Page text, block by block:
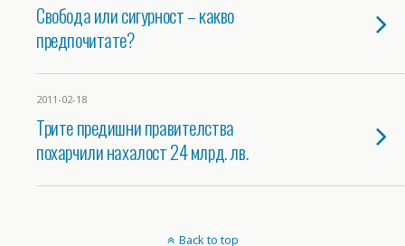
Свобода или сигурност – какво
предпочитате?
2011-02-18
Трите предишни правителства
похарчили нахалост 24 млрд. лв.
Back to top